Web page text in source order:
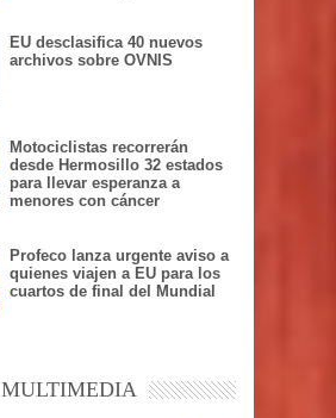
EU desclasifica 40 nuevos
archivos sobre OVNIS
Motociclistas recorrerán
desde Hermosillo 32 estados
para llevar esperanza a
menores con cáncer
Profeco lanza urgente aviso a
quienes viajen a EU para los
cuartos de final del Mundial
MULTIMEDIA